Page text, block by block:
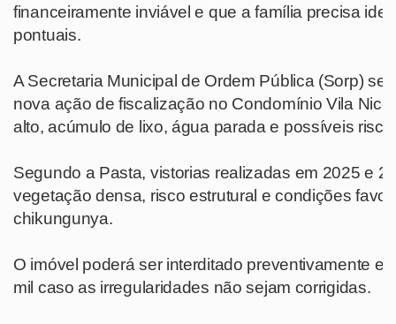
financeiramente inviável e que a família precisa
pontuais.
A Secretaria Municipal de Ordem Pública (Sorp)
nova ação de fiscalização no Condomínio Vila
alto, acúmulo de lixo, água parada e possíveis
Segundo a Pasta, vistorias realizadas em 2025 e
vegetação densa, risco estrutural e condições
chikungunya.
O imóvel poderá ser interditado preventivamente
mil caso as irregularidades não sejam corrigidas.